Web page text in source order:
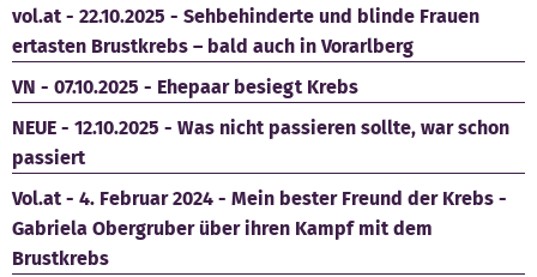
vol.at - 22.10.2025 - Sehbehinderte und blinde Frauen
ertasten Brustkrebs – bald auch in Vorarlberg
VN - 07.10.2025 - Ehepaar besiegt Krebs
NEUE - 12.10.2025 - Was nicht passieren sollte, war schon
passiert
Vol.at - 4. Februar 2024 - Mein bester Freund der Krebs -
Gabriela Obergruber über ihren Kampf mit dem
Brustkrebs